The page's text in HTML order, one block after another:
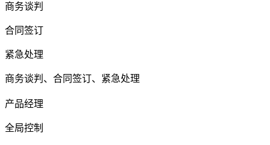
商务谈判
合同签订
紧急处理
商务谈判、合同签订、紧急处理
产品经理
全局控制